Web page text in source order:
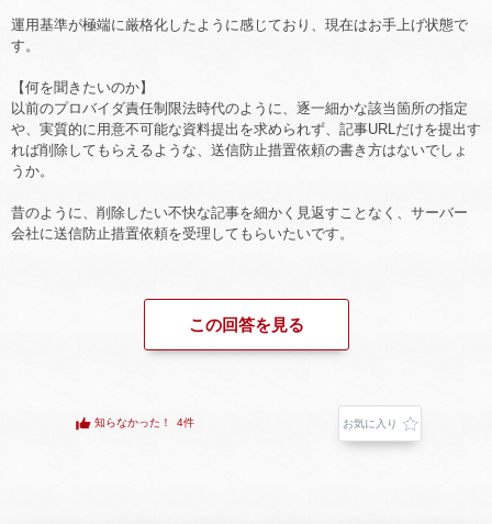
運用基準が極端に厳格化したように感じており、現在はお手上げ状態で
す。
【何を聞きたいのか】
以前のプロバイダ責任制限法時代のように、逐一細かな該当箇所の指定
や、実質的に用意不可能な資料提出を求められず、記事URLだけを提出す
れば削除してもらえるような、送信防止措置依頼の書き方はないでしょ
うか。
昔のように、削除したい不快な記事を細かく見返すことなく、サーバー
会社に送信防止措置依頼を受理してもらいたいです。
この回答を見る
知らなかった！ 4件 お気に入り